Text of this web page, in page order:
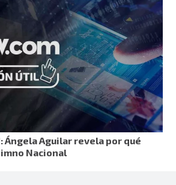
Ángela Aguilar revela por qué
Nacional